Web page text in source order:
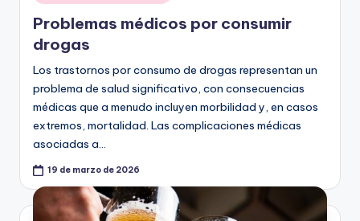
en
Problemas médicos por consumir
drogas
Los trastornos por consumo de drogas representan un
problema de salud significativo, con consecuencias
médicas que a menudo incluyen morbilidad y, en casos
extremos, mortalidad. Las complicaciones médicas
asociadas a…
19 de marzo de 2026